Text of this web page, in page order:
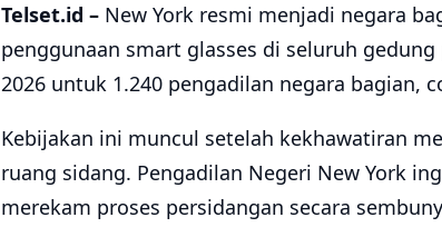
Telset.id –New York resmi menjadi negara
penggunaan smart glasses di seluruh
2026 untuk 1.240 pengadilan negara bagian,
Kebijakan ini muncul setelah kekhawatiran
ruang sidang. Pengadilan Negeri New York
merekam proses persidangan secara